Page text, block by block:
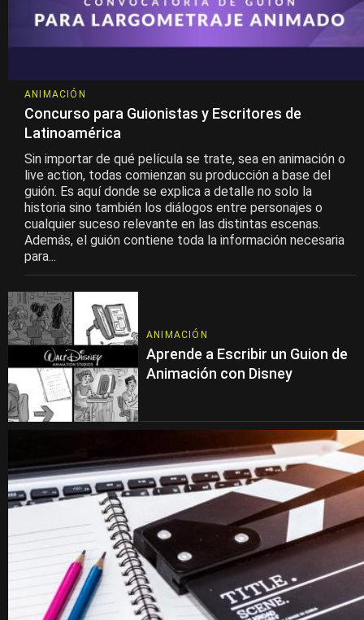
ANIMACIÓN
Concurso para Guionistas y Escritores de
Latinoamérica
Sin importar de qué película se trate, sea en animación o
live action, todas comienzan su producción a base del
guión. Es aquí donde se explica a detalle no solo la
historia sino también los diálogos entre personajes o
cualquier suceso relevante en las distintas escenas.
Además, el guión contiene toda la información necesaria
para...
ANIMACIÓN
Aprende a Escribir un Guion de
Animación con Disney